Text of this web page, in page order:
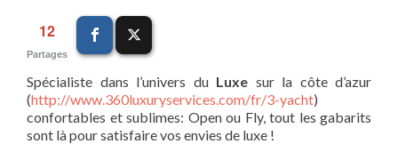
12
Partages
Spécialiste dans l’univers du Luxe sur la côte d’azur
(http://www.360luxuryservices.com/fr/3-yacht)
confortables et sublimes: Open ou Fly, tout les gabarits
sont là pour satisfaire vos envies de luxe !